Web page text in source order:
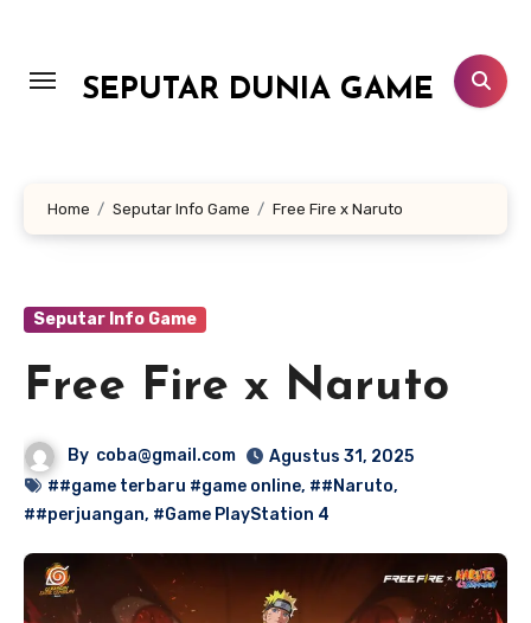
konten
SEPUTAR DUNIA GAME
Home Seputar Info Game Free Fire x Naruto
Seputar Info Game
Free Fire x Naruto
By coba@gmail.com
Agustus 31, 2025
##game terbaru #game online, ##Naruto,
##perjuangan, #Game PlayStation 4